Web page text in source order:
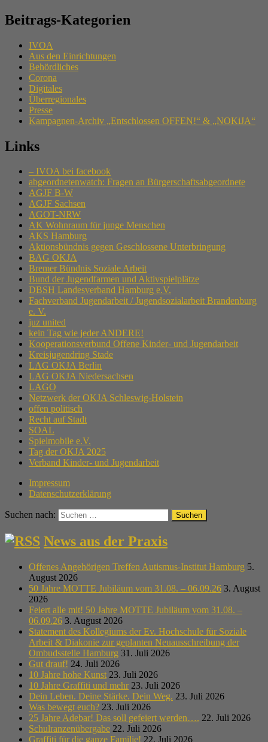
Beitrags-Kategorien
IVOA
Aus den Einrichtungen
Behördliches
Corona
Digitales
Überregionales
Presse
Kampagnen-Archiv „Entschlossen OFFEN!“ & „NOKiJA“
Links
– IVOA bei facebook
abgeordnetenwatch: Fragen an Bürgerschaftsabgeordnete
AGJF B-W
AGJF Sachsen
AGOT-NRW
AK Wohnraum für junge Menschen
AKS Hamburg
Aktionsbündnis gegen Geschlossene Unterbringung
BAG OKJA
Bremer Bündnis Soziale Arbeit
Bund der Jugendfarmen und Aktivspielplätze
DBSH Landesverband Hamburg e.V.
Fachverband Jugendarbeit / Jugendsozialarbeit Brandenburg
e. V.
juz united
kein Tag wie jeder ANDERE!
Kooperationsverbund Offene Kinder- und Jugendarbeit
Kreisjugendring Stade
LAG OKJA Berlin
LAG OKJA Niedersachsen
LAGO
Netzwerk der OKJA Schleswig-Holstein
offen politisch
Recht auf Stadt
SOAL
Spielmobile e.V.
Tag der OKJA 2025
Verband Kinder- und Jugendarbeit
Impressum
Datenschutzerklärung
Suchen nach:
News aus der Praxis
Offenes Angehörigen Treffen Autismus-Institut Hamburg 5.
August 2026
50 Jahre MOTTE Jubiläum vom 31.08. – 06.09.26 3. August
2026
Feiert alle mit! 50 Jahre MOTTE Jubiläum vom 31.08. –
06.09.26 3. August 2026
Statement des Kollegiums der Ev. Hochschule für Soziale
Arbeit & Diakonie zur geplanten Neuausschreibung der
Ombudsstelle Hamburg 31. Juli 2026
Gut drauf! 24. Juli 2026
10 Jahre hohe Kunst 23. Juli 2026
10 Jahre Graffiti und mehr 23. Juli 2026
Dein Leben. Deine Stärke. Dein Weg. 23. Juli 2026
Was bewegt euch? 23. Juli 2026
25 Jahre Adebar! Das soll gefeiert werden…. 22. Juli 2026
Schulranzenübergabe 22. Juli 2026
Graffiti für die ganze Familie! 22. Juli 2026